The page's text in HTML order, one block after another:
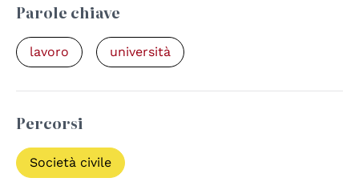
Parole chiave
lavoro università
Percorsi
Società civile